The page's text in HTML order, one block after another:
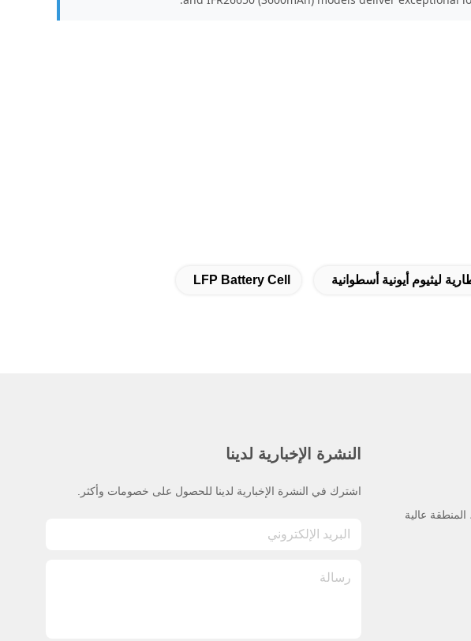
LFP Battery Cell
عالية
النشرة الإخبارية لدينا
اشترك في النشرة الإخبارية لدينا للحصول على خصومات وأكثر.